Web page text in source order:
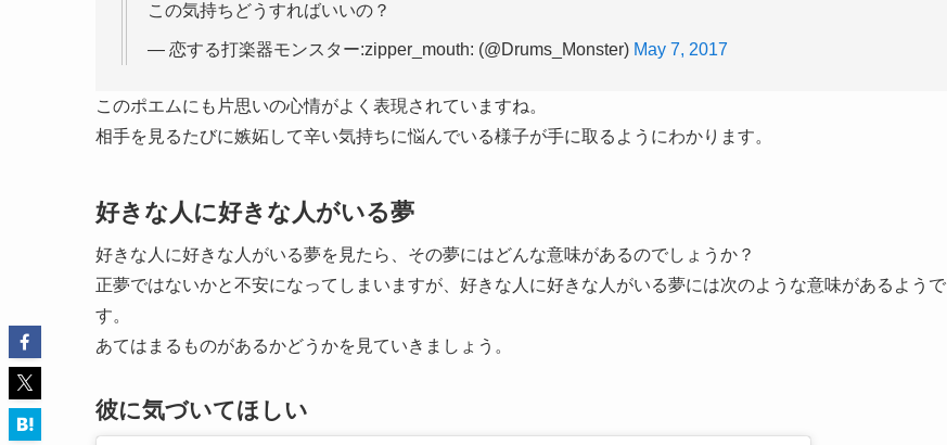
この気持ちどうすればいいの？
— 恋する打楽器モンスター:zipper_mouth: (@Drums_Monster) May 7, 2017
このポエムにも片思いの心情がよく表現されていますね。
相手を見るたびに嫉妬して辛い気持ちに悩んでいる様子が手に取るようにわかります。
好きな人に好きな人がいる夢
好きな人に好きな人がいる夢を見たら、その夢にはどんな意味があるのでしょうか？
正夢ではないかと不安になってしまいますが、好きな人に好きな人がいる夢には次のような意味があるようで
す。
あてはまるものがあるかどうかを見ていきましょう。
彼に気づいてほしい